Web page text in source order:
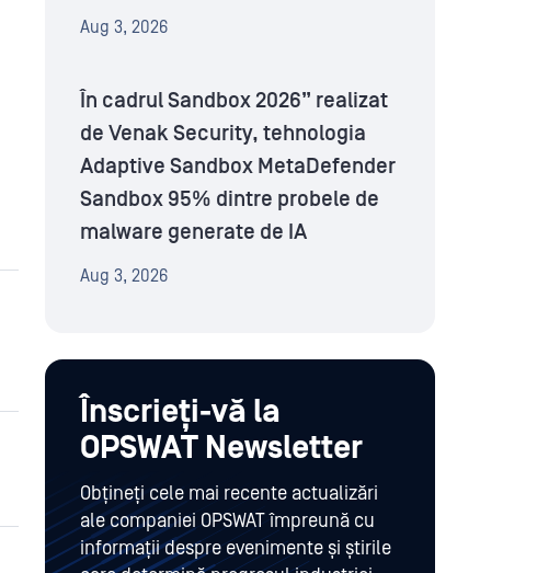
Aug 3, 2026
În cadrul Sandbox 2026” realizat
de Venak Security, tehnologia
Adaptive Sandbox MetaDefender
Sandbox 95% dintre probele de
malware generate de IA
Aug 3, 2026
Înscrieți-vă la
OPSWAT Newsletter
Obțineți cele mai recente actualizări
ale companiei OPSWAT împreună cu
informații despre evenimente și știrile